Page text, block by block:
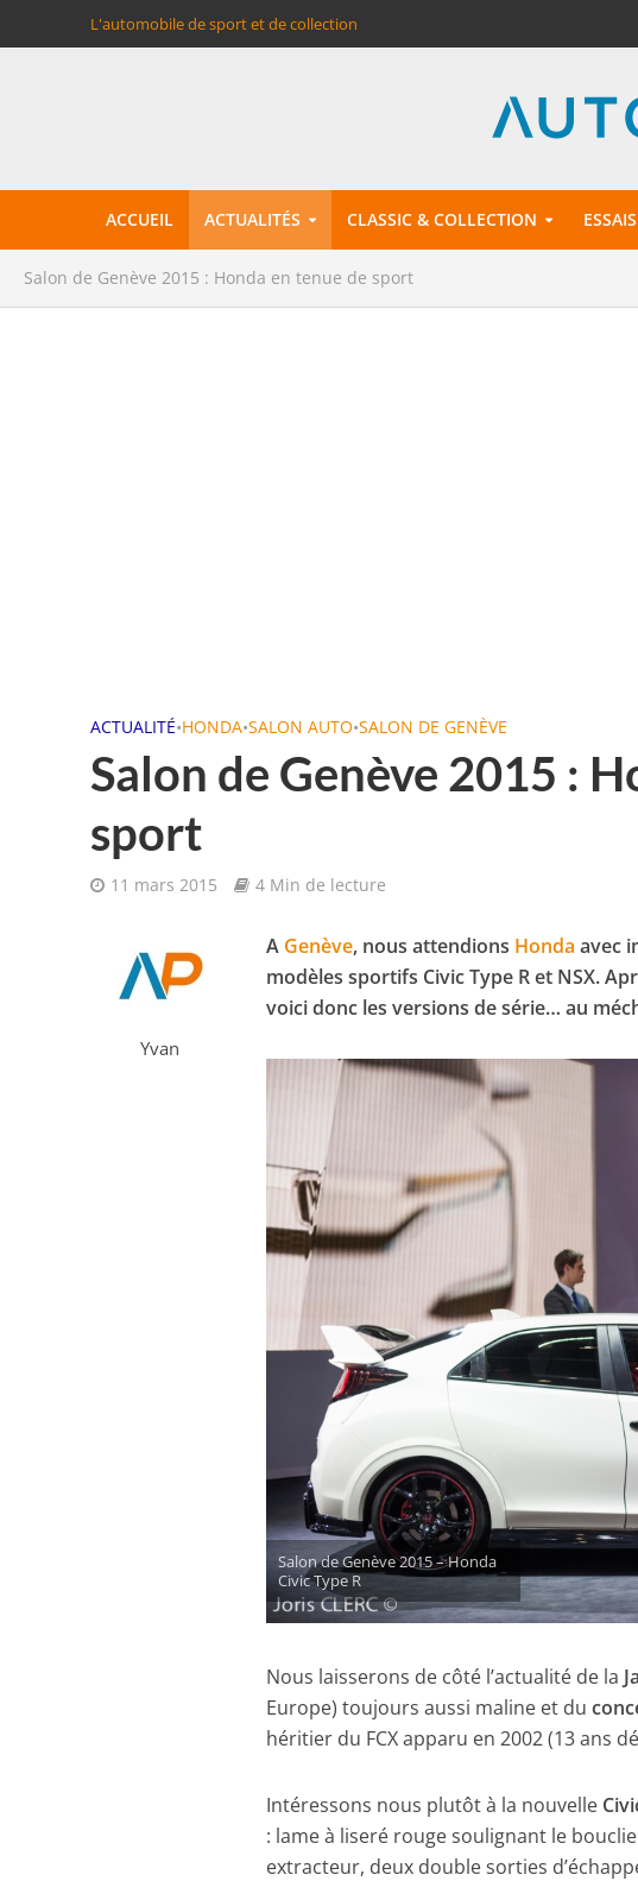
L'automobile de sport et de collection
ACCUEIL ACTUALITÉS CLASSIC & COLLECTION ESSAIS
Salon de Genève 2015 : Honda en tenue de sport
ACTUALITÉ•HONDA•SALON AUTO•SALON DE GENÈVE
Salon de Genève 2015 :
sport
11 mars 2015 4 Min de lecture
Yvan
A Genève, nous attendions Honda avec
modèles sportifs Civic Type R et NSX.
voici donc les versions de série… au
Salon de Genève 2015 – Honda
Civic Type R
Nous laisserons de côté l’actualité de la
Europe) toujours aussi maline et du
héritier du FCX apparu en 2002 (13 ans
Intéressons nous plutôt à la nouvelle
: lame à liseré rouge soulignant le
extracteur, deux double sorties